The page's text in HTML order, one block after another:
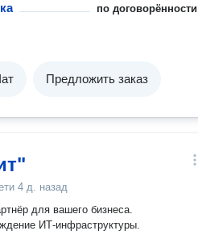
по договорённости
Предложить заказ
4 д. назад
для вашего бизнеса.
ИТ-инфраструктуры.